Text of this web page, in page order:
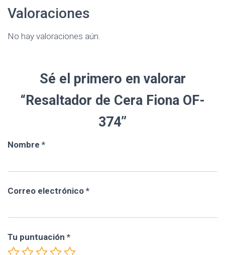
Valoraciones
No hay valoraciones aún.
Sé el primero en valorar
“Resaltador de Cera Fiona OF-
374”
Nombre *
Correo electrónico *
Tu puntuación *